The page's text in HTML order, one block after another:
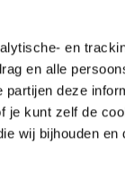
en
en alle
deze
kunt zelf de
wij bijhouden